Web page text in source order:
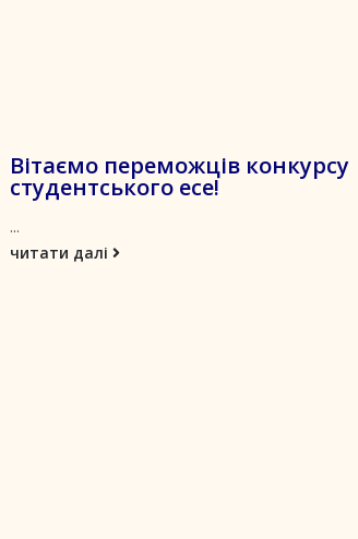
Вітаємо переможців конкурсу
студентського есе!
...
читати далі